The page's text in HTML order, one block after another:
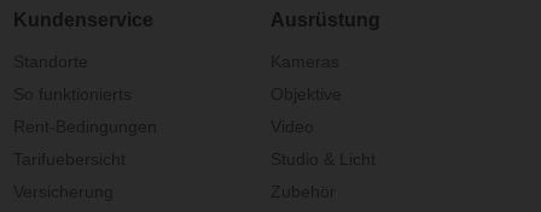
Kundenservice Ausrüstung